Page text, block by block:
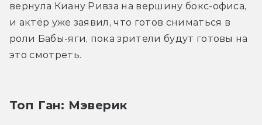
вернула Киану Ривза на вершину бокс-офиса,
и актёр уже заявил, что готов сниматься в
роли Бабы-яги, пока зрители будут готовы на
это смотреть.
Топ Ган: Мэверик